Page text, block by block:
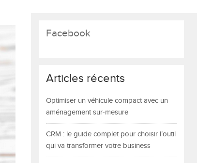
Facebook
Articles récents
Optimiser un véhicule compact avec un
aménagement sur-mesure
CRM : le guide complet pour choisir l’outil
qui va transformer votre business